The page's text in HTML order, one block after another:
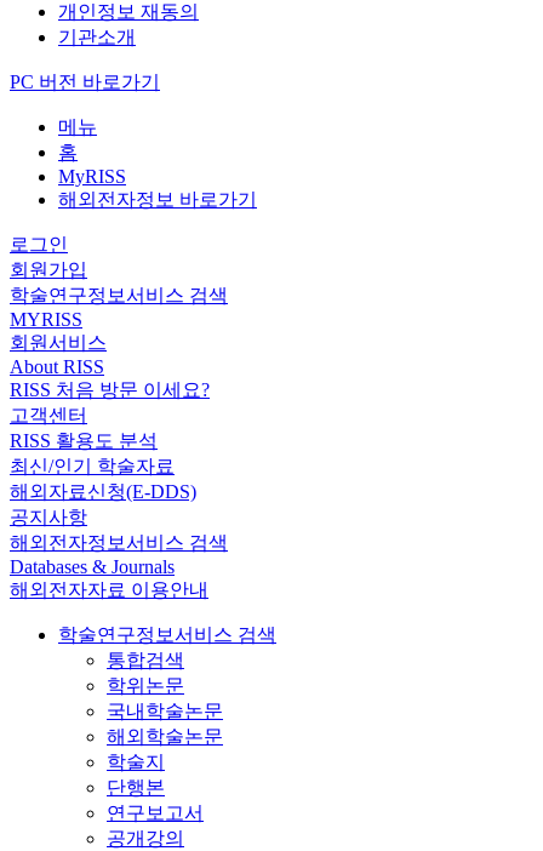
개인정보 재동의
기관소개
PC 버전 바로가기
메뉴
홈
MyRISS
해외전자정보 바로가기
로그인
회원가입
학술연구정보서비스 검색
MYRISS
회원서비스
About RISS
RISS 처음 방문 이세요?
고객센터
RISS 활용도 분석
최신/인기 학술자료
해외자료신청(E-DDS)
공지사항
해외전자정보서비스 검색
Databases & Journals
해외전자자료 이용안내
학술연구정보서비스 검색
통합검색
학위논문
국내학술논문
해외학술논문
학술지
단행본
연구보고서
공개강의